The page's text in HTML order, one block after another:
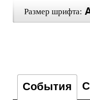
Размер шрифта:
События